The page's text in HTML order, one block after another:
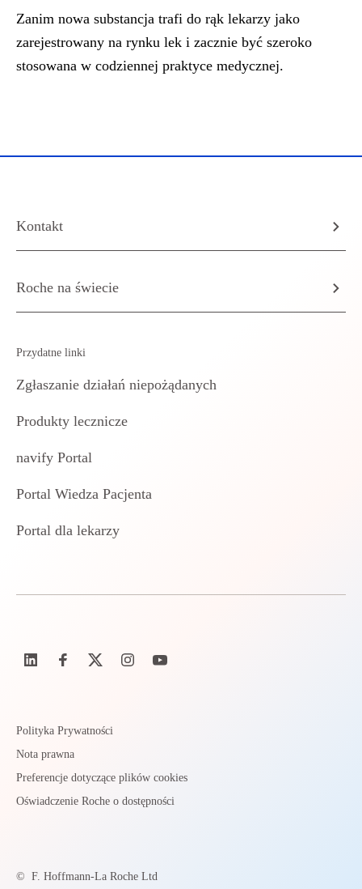
Zanim nowa substancja trafi do rąk lekarzy jako
zarejestrowany na rynku lek i zacznie być szeroko
stosowana w codziennej praktyce medycznej.
Kontakt
Roche na świecie
Przydatne linki
Zgłaszanie działań niepożądanych
Produkty lecznicze
navify Portal
Portal Wiedza Pacjenta
Portal dla lekarzy
Polityka Prywatności
Nota prawna
Preferencje dotyczące plików cookies
Oświadczenie Roche o dostępności
© F. Hoffmann-La Roche Ltd